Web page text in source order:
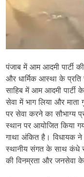
पंजाब में आम आदमी पार्टी
और धार्मिक आस्था के प्रति
साहिब में आम आदमी
सेवा में भाग लिया और माता
पर सेवा करने का सौभाग्य
स्थान पर आयोजित किया
गाथा अंकित है। विधायक
स्थानीय संगत के साथ कंधे
की विनम्रता और जनसेवा के